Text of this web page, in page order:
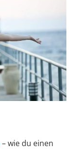
– wie du einen